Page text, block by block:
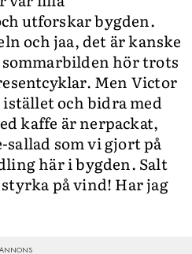
utforskar bygden.
och jaa, det är kanske
hör trots
Men Victor
istället och bidra med
kaffe är nerpackat,
sallad som vi gjort på
här i bygden. Salt
på vind! Har jag